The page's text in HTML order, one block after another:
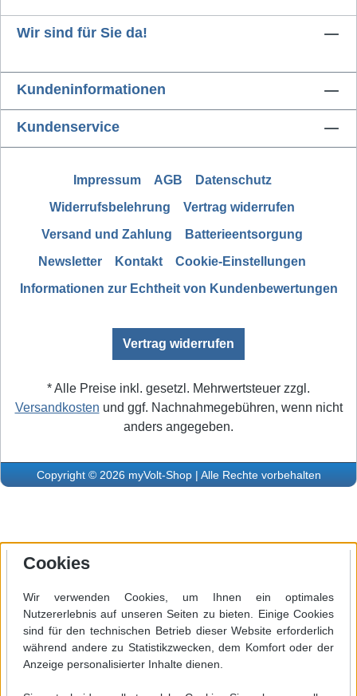
Wir sind für Sie da!
Kundeninformationen
Kundenservice
Impressum AGB
Datenschutz
Widerrufsbelehrung
Vertrag widerrufen
Versand und Zahlung
Batterieentsorgung
Newsletter
Kontakt
Cookie-Einstellungen
Informationen zur Echtheit von Kundenbewertungen
Vertrag widerrufen
* Alle Preise inkl. gesetzl. Mehrwertsteuer zzgl.
Versandkosten und ggf. Nachnahmegebühren, wenn nicht
anders angegeben.
Copyright © 2026 myVolt-Shop | Alle Rechte vorbehalten
Cookies
Wir verwenden Cookies, um Ihnen ein optimales
Nutzererlebnis auf unseren Seiten zu bieten. Einige Cookies
sind für den technischen Betrieb dieser Website erforderlich
während andere zu Statistikzwecken, dem Komfort oder der
Anzeige personalisierter Inhalte dienen.